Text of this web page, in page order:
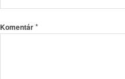
Komentár*